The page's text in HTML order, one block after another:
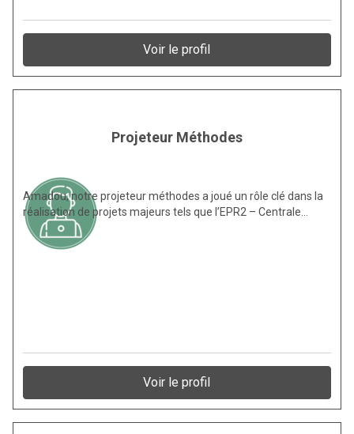
Voir le profil
Projeteur Méthodes
Amadou, notre projeteur méthodes a joué un rôle clé dans la
réalisation de projets majeurs tels que l’EPR2 – Centrale…
Voir le profil